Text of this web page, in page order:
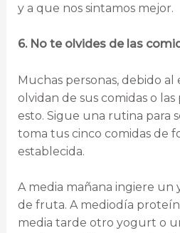
y a que nos sintamos mejor.
6. No te olvides de las
Muchas personas, debido al
olvidan de sus comidas o
esto. Sigue una rutina para
toma tus cinco comidas de
establecida.
A media mañana ingiere un
de fruta. A mediodía
media tarde otro yogurt o